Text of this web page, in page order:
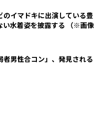
のイマドキに出演している豊
い水着姿を披露する （※画像
者男性合コン」、発見される